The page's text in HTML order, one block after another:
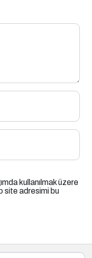
kullanılmak üzere
site adresimi bu